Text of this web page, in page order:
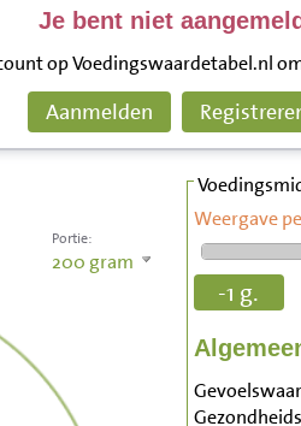
Je bent niet
op Voedingswaardetabel.nl
Aanmelden
Portie:
200 gram
Weergave
-1 g.